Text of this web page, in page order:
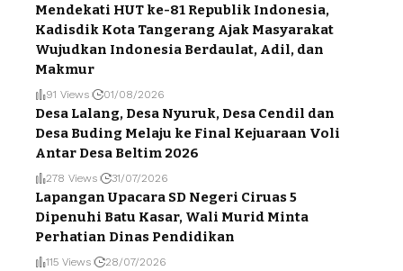
Mendekati HUT ke-81 Republik Indonesia,
Kadisdik Kota Tangerang Ajak Masyarakat
Wujudkan Indonesia Berdaulat, Adil, dan
Makmur
91 Views 01/08/2026
Desa Lalang, Desa Nyuruk, Desa Cendil dan
Desa Buding Melaju ke Final Kejuaraan Voli
Antar Desa Beltim 2026
278 Views 31/07/2026
Lapangan Upacara SD Negeri Ciruas 5
Dipenuhi Batu Kasar, Wali Murid Minta
Perhatian Dinas Pendidikan
115 Views 28/07/2026